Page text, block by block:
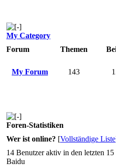
My Category
Forum
Themen
My Forum 143
Foren-Statistiken
Wer ist online? [Vollständige Liste
14 Benutzer aktiv in den letzten
Baidu